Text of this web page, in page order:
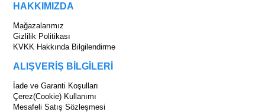
HAKKIMIZDA
Mağazalarımız
Gizlilik Politikası
KVKK Hakkında Bilgilendirme
ALIŞVERİŞ BİLGİLERİ
İade ve Garanti Koşulları
Çerez(Cookie) Kullanımı
Mesafeli Satış Sözleşmesi